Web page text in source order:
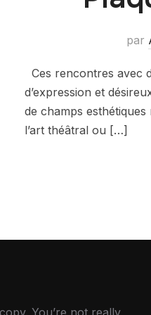
par
Ces rencontres avec
d’expression et
de champs
l’art théâtral ou […]